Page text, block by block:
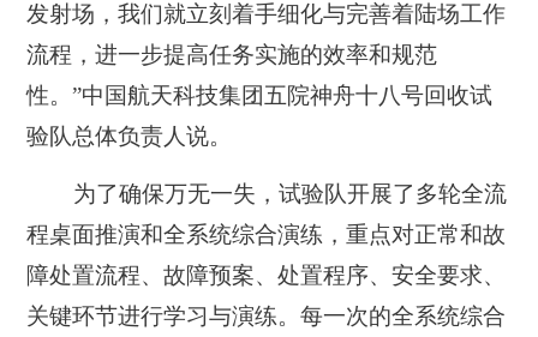
发射场，我们就立刻着手细化与完善着陆场工作
流程，进一步提高任务实施的效率和规范
性。”中国航天科技集团五院神舟十八号回收试
验队总体负责人说。
为了确保万无一失，试验队开展了多轮全流
程桌面推演和全系统综合演练，重点对正常和故
障处置流程、故障预案、处置程序、安全要求、
关键环节进行学习与演练。每一次的全系统综合